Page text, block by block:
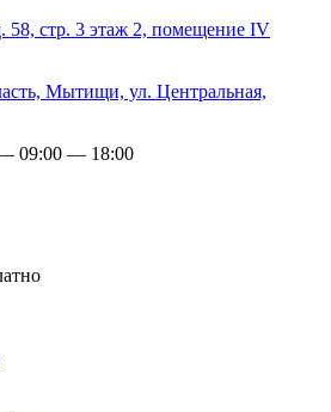
стр. 3 этаж 2, помещение IV
Мытищи, ул. Центральная,
09:00 — 18:00